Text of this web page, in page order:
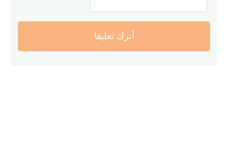
أترك تعليقا